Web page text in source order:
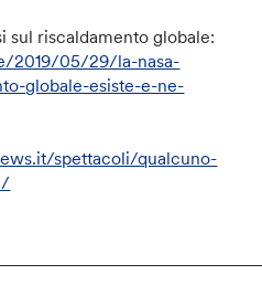
sul riscaldamento globale:
2019/05/29/la-nasa-
globale-esiste-e-ne-
spettacoli/qualcuno-